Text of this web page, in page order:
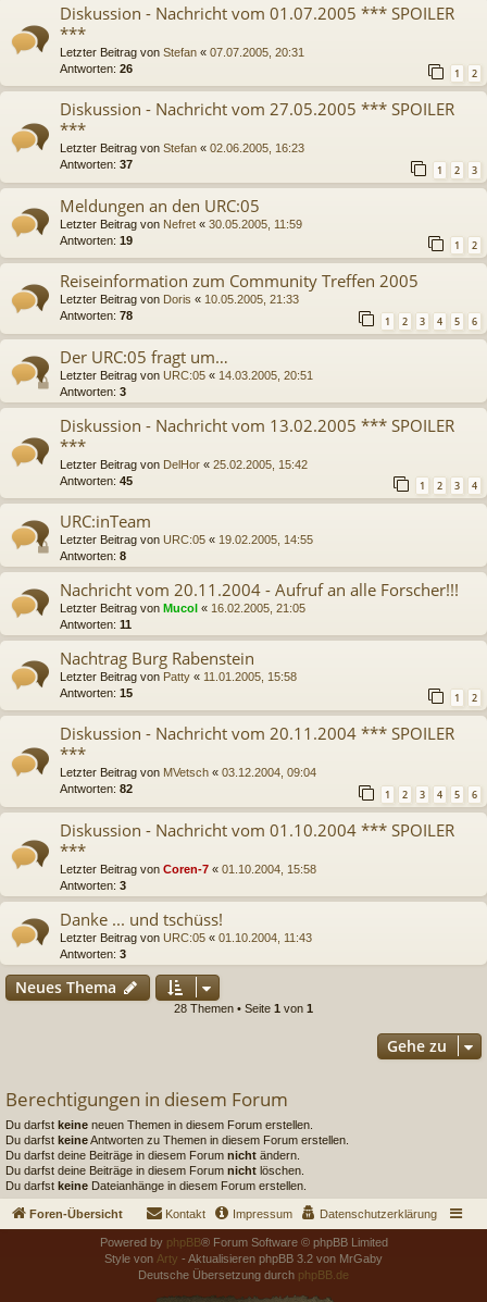
Diskussion - Nachricht vom 01.07.2005 *** SPOILER
***
Letzter Beitrag von Stefan « 07.07.2005, 20:31
Antworten: 26 1 2
Diskussion - Nachricht vom 27.05.2005 *** SPOILER
***
Letzter Beitrag von Stefan « 02.06.2005, 16:23
Antworten: 37 1 2 3
Meldungen an den URC:05
Letzter Beitrag von Nefret « 30.05.2005, 11:59
Antworten: 19 1 2
Reiseinformation zum Community Treffen 2005
Letzter Beitrag von Doris « 10.05.2005, 21:33
Antworten: 78 1 2 3 4 5 6
Der URC:05 fragt um…
Letzter Beitrag von URC:05 « 14.03.2005, 20:51
Antworten: 3
Diskussion - Nachricht vom 13.02.2005 *** SPOILER
***
Letzter Beitrag von DelHor « 25.02.2005, 15:42
Antworten: 45 1 2 3 4
URC:inTeam
Letzter Beitrag von URC:05 « 19.02.2005, 14:55
Antworten: 8
Nachricht vom 20.11.2004 - Aufruf an alle Forscher!!!
Letzter Beitrag von Mucol « 16.02.2005, 21:05
Antworten: 11
Nachtrag Burg Rabenstein
Letzter Beitrag von Patty « 11.01.2005, 15:58
Antworten: 15 1 2
Diskussion - Nachricht vom 20.11.2004 *** SPOILER
***
Letzter Beitrag von MVetsch « 03.12.2004, 09:04
Antworten: 82 1 2 3 4 5 6
Diskussion - Nachricht vom 01.10.2004 *** SPOILER
***
Letzter Beitrag von Coren-7 « 01.10.2004, 15:58
Antworten: 3
Danke ... und tschüss!
Letzter Beitrag von URC:05 « 01.10.2004, 11:43
Antworten: 3
Neues Thema
28 Themen • Seite 1 von 1
Gehe zu
Berechtigungen in diesem Forum
Du darfst keine neuen Themen in diesem Forum erstellen.
Du darfst keineAntworten zu Themen in diesem Forum erstellen.
Du darfst deine Beiträge in diesem Forum nicht ändern.
Du darfst deine Beiträge in diesem Forum nicht löschen.
Du darfst keine Dateianhänge in diesem Forum erstellen.
Foren-Übersicht Datenschutzerklärung
Impressum
Kontakt
Powered by phpBB® Forum Software © phpBB Limited
Style von Arty - Aktualisieren phpBB 3.2 von MrGaby
Deutsche Übersetzung durch phpBB.de